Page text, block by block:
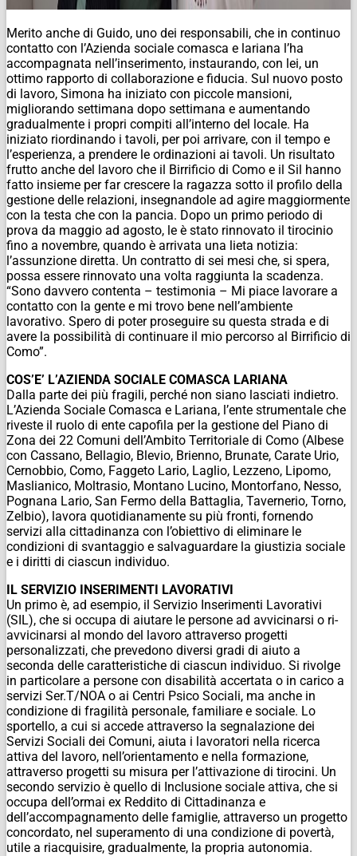
Merito anche di Guido, uno dei responsabili, che in continuo
contatto con l’Azienda sociale comasca e lariana l’ha
accompagnata nell’inserimento, instaurando, con lei, un
ottimo rapporto di collaborazione e fiducia. Sul nuovo posto
di lavoro, Simona ha iniziato con piccole mansioni,
migliorando settimana dopo settimana e aumentando
gradualmente i propri compiti all’interno del locale. Ha
iniziato riordinando i tavoli, per poi arrivare, con il tempo e
l’esperienza, a prendere le ordinazioni ai tavoli. Un risultato
frutto anche del lavoro che il Birrificio di Como e il Sil hanno
fatto insieme per far crescere la ragazza sotto il profilo della
gestione delle relazioni, insegnandole ad agire maggiormente
con la testa che con la pancia. Dopo un primo periodo di
prova da maggio ad agosto, le è stato rinnovato il tirocinio
fino a novembre, quando è arrivata una lieta notizia:
l’assunzione diretta. Un contratto di sei mesi che, si spera,
possa essere rinnovato una volta raggiunta la scadenza.
“Sono davvero contenta – testimonia – Mi piace lavorare a
contatto con la gente e mi trovo bene nell’ambiente
lavorativo. Spero di poter proseguire su questa strada e di
avere la possibilità di continuare il mio percorso al Birrificio di
Como”.
COS’E’ L’AZIENDA SOCIALE COMASCA LARIANA
Dalla parte dei più fragili, perché non siano lasciati indietro.
L’Azienda Sociale Comasca e Lariana, l’ente strumentale che
riveste il ruolo di ente capofila per la gestione del Piano di
Zona dei 22 Comuni dell’Ambito Territoriale di Como (Albese
con Cassano, Bellagio, Blevio, Brienno, Brunate, Carate Urio,
Cernobbio, Como, Faggeto Lario, Laglio, Lezzeno, Lipomo,
Maslianico, Moltrasio, Montano Lucino, Montorfano, Nesso,
Pognana Lario, San Fermo della Battaglia, Tavernerio, Torno,
Zelbio), lavora quotidianamente su più fronti, fornendo
servizi alla cittadinanza con l’obiettivo di eliminare le
condizioni di svantaggio e salvaguardare la giustizia sociale
e i diritti di ciascun individuo.
IL SERVIZIO INSERIMENTI LAVORATIVI
Un primo è, ad esempio, il Servizio Inserimenti Lavorativi
(SIL), che si occupa di aiutare le persone ad avvicinarsi o ri-
avvicinarsi al mondo del lavoro attraverso progetti
personalizzati, che prevedono diversi gradi di aiuto a
seconda delle caratteristiche di ciascun individuo. Si rivolge
in particolare a persone con disabilità accertata o in carico a
servizi Ser.T/NOA o ai Centri Psico Sociali, ma anche in
condizione di fragilità personale, familiare e sociale. Lo
sportello, a cui si accede attraverso la segnalazione dei
Servizi Sociali dei Comuni, aiuta i lavoratori nella ricerca
attiva del lavoro, nell’orientamento e nella formazione,
attraverso progetti su misura per l’attivazione di tirocini. Un
secondo servizio è quello di Inclusione sociale attiva, che si
occupa dell’ormai ex Reddito di Cittadinanza e
dell’accompagnamento delle famiglie, attraverso un progetto
concordato, nel superamento di una condizione di povertà,
utile a riacquisire, gradualmente, la propria autonomia.